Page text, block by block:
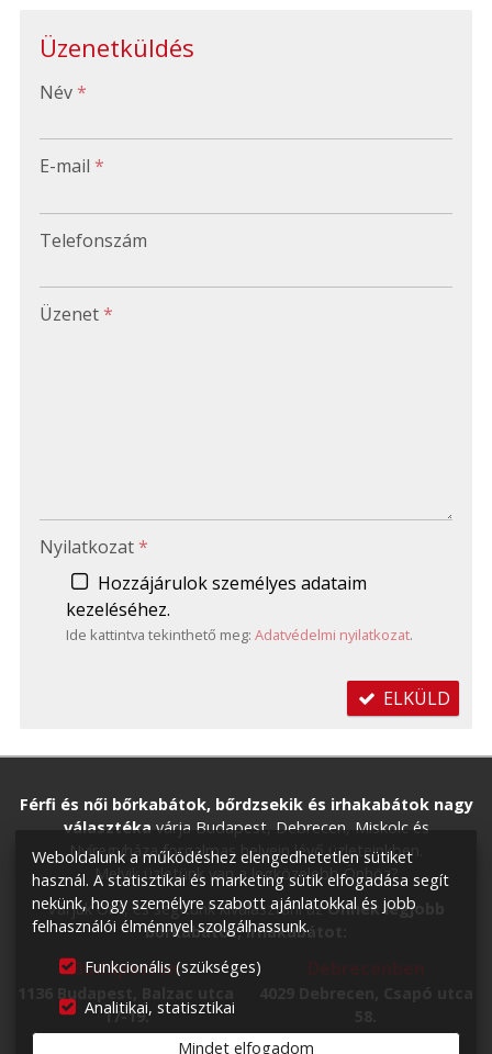
Üzenetküldés
-
Név*
E-mail *
Telefonszám
Üzenet*
Nyilatkozat*
Hozzájárulok személyes adataim
kezeléséhez.
Ide kattintva tekinthető meg: Adatvédelmi nyilatkozat.
ELKÜLD
Férfi és női bőrkabátok, bőrdzsekik és irhakabátok nagy
választéka várja Budapest, Debrecen, Miskolc és
Nyíregyháza forgalmas helyein lévő üzleteinkben.
Melyik üzletünk van a legközelebb Önhöz?
Várjuk Önt, és segítünk kiválasztani azÖnnek legjobb
bőrkabátot, irhakabátot:
Budapesten
1136 Budapest, Balzac utca
17-19.
+36 70 557 1150
+36 70 557 1150
Weboldalunk a működéshez elengedhetetlen sütiket
használ. A statisztikai és marketing sütik elfogadása segít
nekünk, hogy személyre szabott ajánlatokkal és jobb
felhasználói élménnyel szolgálhassunk.
Funkcionális (szükséges)
Analitikai, statisztikai
Mindet elfogadom